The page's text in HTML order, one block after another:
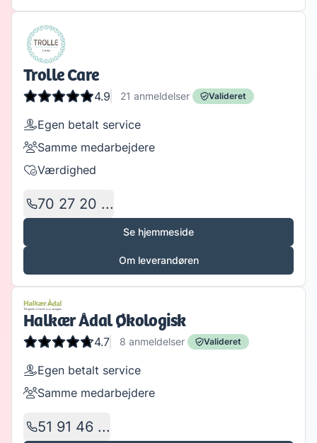
Trolle Care
4.9 21 anmeldelser Valideret
70 27 20 ...
Se hjemmeside
Om leverandøren
Egen betalt service
Samme medarbejdere
Værdighed
Halkær Ådal Økologisk
4.7 8 anmeldelser Valideret
51 91 46 ...
Egen betalt service
Samme medarbejdere